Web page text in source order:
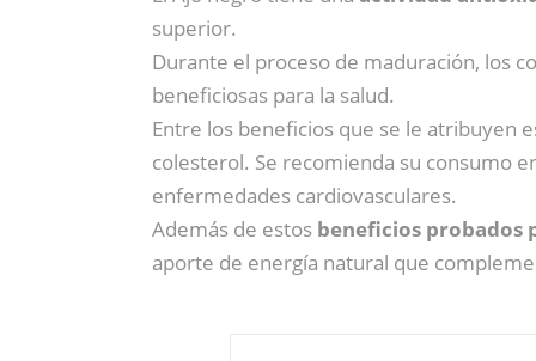
superior.
Durante el proceso de maduración, los
beneficiosas para la salud.
Entre los beneficios que se le atribuyen
colesterol. Se recomienda su consumo
enfermedades cardiovasculares.
Además de estos beneficios probados
aporte de energía natural que